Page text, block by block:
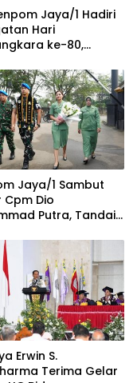
Jaya/1 Hadiri
Hari
ke-80,
Jaya/1 Sambut
Cpm Dio
Putra, Tandai
Erwin S.
Terima Gelar